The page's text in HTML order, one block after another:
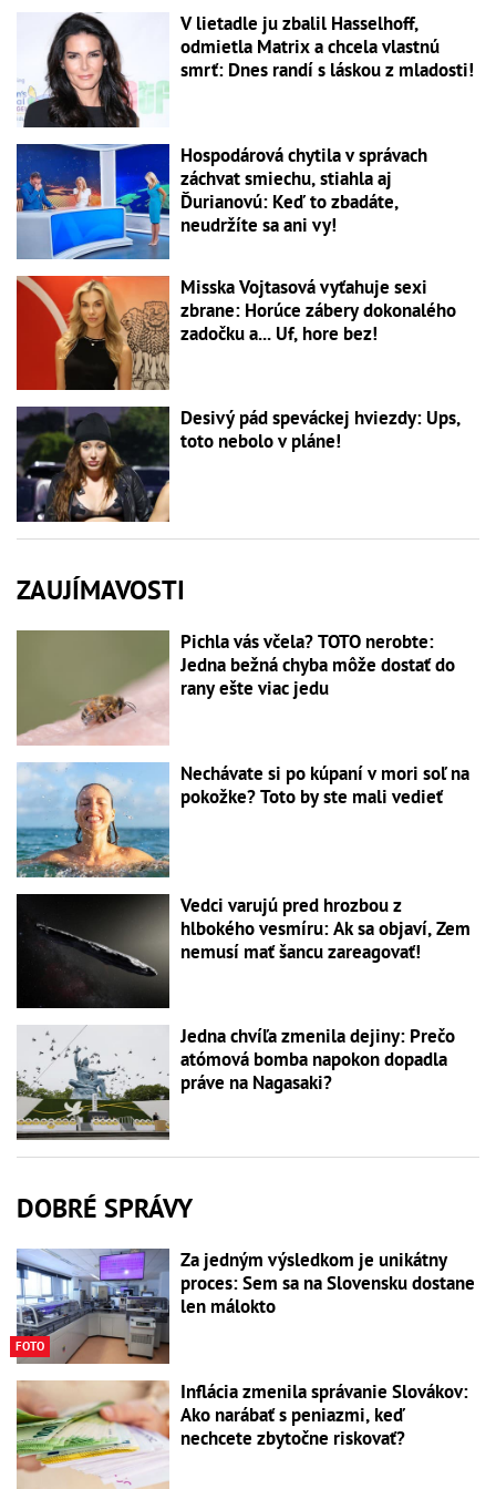
V lietadle ju zbalil Hasselhoff,
odmietla Matrix a chcela vlastnú
smrť: Dnes randí s láskou z mladosti!
Hospodárová chytila v správach
záchvat smiechu, stiahla aj
Ďurianovú: Keď to zbadáte,
neudržíte sa ani vy!
Misska Vojtasová vyťahuje sexi
zbrane: Horúce zábery dokonalého
zadočku a... Uf, hore bez!
Desivý pád speváckej hviezdy: Ups,
toto nebolo v pláne!
ZAUJÍMAVOSTI
Pichla vás včela? TOTO nerobte:
Jedna bežná chyba môže dostať do
rany ešte viac jedu
Nechávate si po kúpaní v mori soľ na
pokožke? Toto by ste mali vedieť
Vedci varujú pred hrozbou z
hlbokého vesmíru: Ak sa objaví, Zem
nemusí mať šancu zareagovať!
Jedna chvíľa zmenila dejiny: Prečo
atómová bomba napokon dopadla
práve na Nagasaki?
DOBRÉ SPRÁVY
FOTO
Za jedným výsledkom je unikátny
proces: Sem sa na Slovensku dostane
len málokto
Inflácia zmenila správanie Slovákov:
Ako narábať s peniazmi, keď
nechcete zbytočne riskovať?